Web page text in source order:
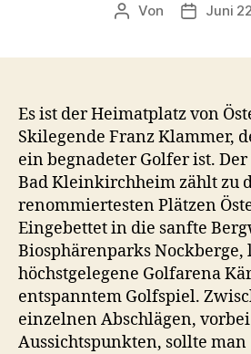
Beitragsautor
Von Juni
Es ist der Heimatplatz von
Skilegende Franz Klammer,
ein begnadeter Golfer ist.
Bad Kleinkirchheim zählt zu
renommiertesten Plätzen
Eingebettet in die sanfte
Biosphärenparks Nockberge,
höchstgelegene Golfarena
entspanntem Golfspiel.
einzelnen Abschlägen,
Aussichtspunkten, sollte